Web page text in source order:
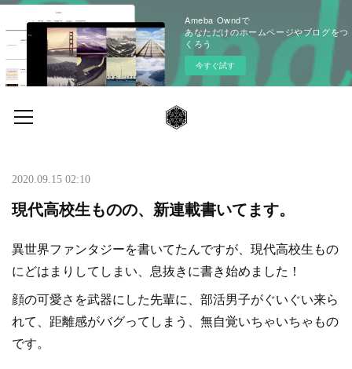
Ameba Owndで
あなただけのホームページやブログをつ
くろう
今すぐ試す
2020.09.15 02:10
現代高校生ものの、新連載書いてます。
異世界ファンタジーを書いてたんですが、現代高校生もの
にどはまりしてしまい、息抜きに書き始めました！
顔の可愛さを武器にした先輩に、部活男子がぐいぐい来ら
れて、距離感がバグってしまう、無自覚いちゃいちゃもの
です。